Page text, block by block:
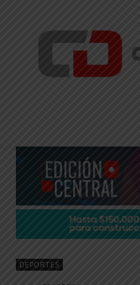
DEPORTES